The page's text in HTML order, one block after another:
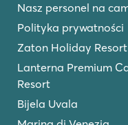
Nasz personel na
Polityka prywatności
Zaton Holiday Resort
Lanterna Premium
Resort
Bijela Uvala